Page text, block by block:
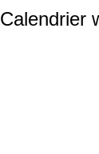
Calendrier